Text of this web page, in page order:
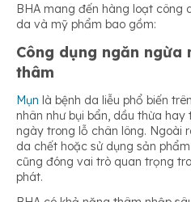
BHA mang đến hàng loạt công
da và mỹ phẩm bao gồm:
Công dụng ngăn ngừa
thâm
Mụn là bệnh da liễu phổ biến
nhân như bụi bẩn, dầu thừa
ngày trong lỗ chân lông. Ngoài
da chết hoặc sử dụng sản
cũng đóng vai trò quan trọng
phát.